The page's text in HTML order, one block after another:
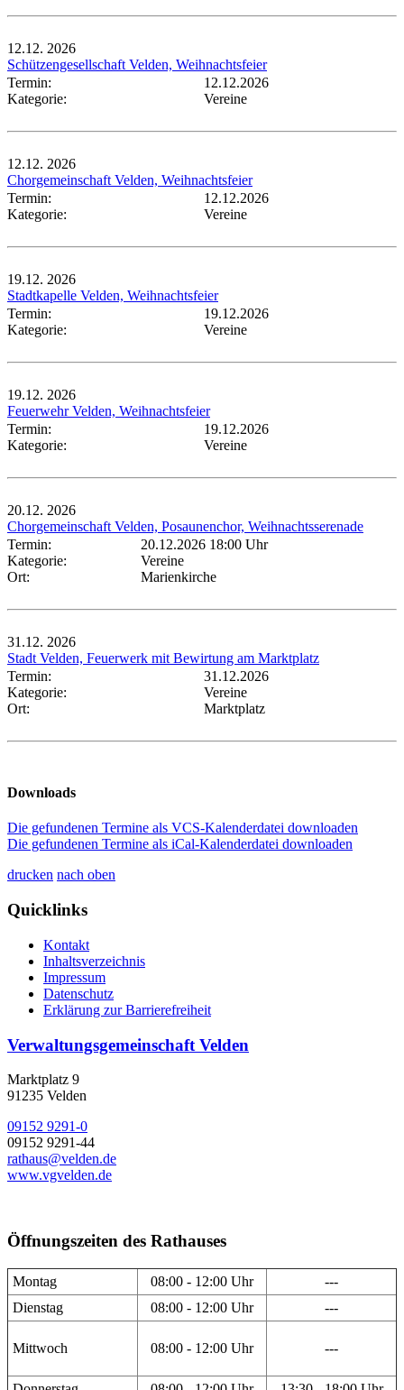
12.12. 2026
Schützengesellschaft Velden, Weihnachtsfeier
Termin:
12.12.2026
Kategorie:
Vereine
12.12. 2026
Chorgemeinschaft Velden, Weihnachtsfeier
Termin:
12.12.2026
Kategorie:
Vereine
19.12. 2026
Stadtkapelle Velden, Weihnachtsfeier
Termin:
19.12.2026
Kategorie:
Vereine
19.12. 2026
Feuerwehr Velden, Weihnachtsfeier
Termin:
19.12.2026
Kategorie:
Vereine
20.12. 2026
Chorgemeinschaft Velden, Posaunenchor, Weihnachtsserenade
Termin:
20.12.2026 18:00 Uhr
Kategorie:
Vereine
Ort:
Marienkirche
31.12. 2026
Stadt Velden, Feuerwerk mit Bewirtung am Marktplatz
Termin:
31.12.2026
Kategorie:
Vereine
Ort:
Marktplatz
Downloads
Die gefundenen Termine als VCS-Kalenderdatei downloaden
Die gefundenen Termine als iCal-Kalenderdatei downloaden
drucken nach oben
Quicklinks
Kontakt
Inhaltsverzeichnis
Impressum
Datenschutz
Erklärung zur Barrierefreiheit
Verwaltungsgemeinschaft Velden
Marktplatz 9
91235 Velden
09152 9291-0
09152 9291-44
rathaus@velden.de
www.vgvelden.de
Öffnungszeiten des Rathauses
Montag 08:00 - 12:00 Uhr
---
Dienstag
08:00 - 12:00 Uhr ---
Mittwoch 08:00 - 12:00 Uhr ---